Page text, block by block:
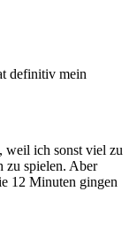
definitiv mein
weil ich sonst viel zu
zu spielen. Aber
12 Minuten gingen